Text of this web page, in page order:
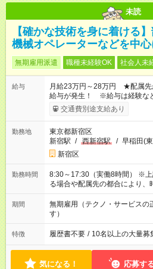
未読
【確かな技術を身に着ける
機械オペレーターなどを中心
無期雇用派遣 職種未経験OK 社会人未
給与
月給23万円～28万円 ★配属先
給与が発生！ ※給与は経験な
交通費別途支給あり
勤務地
東京都新宿区
新宿駅 / 西新宿駅 / 早稲田(
新宿区
勤務時間
8:30～17:30（実働8時間） ※
る場合や配属先の都合により、
ます。
期間
無期雇用（テクノ・サービスの
す）
特徴 履歴書不要 / 10名以上の大量募
気になる！ 応募す